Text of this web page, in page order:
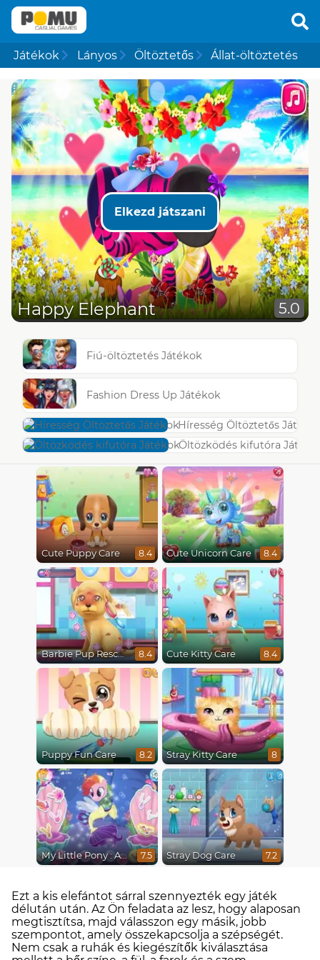
Játékok Lányos Öltöztetős Állat-öltöztetés
Elkezd játszani
Happy Elephant 5.0
Fiú-öltöztetés Játékok
Fashion Dress Up Játékok
Híresség Öltöztetős
Öltözködés kifutóra
Cute Puppy Care 8.4 Cute Unicorn Care 8.4
Barbie Pup Rescue 8.4 Cute Kitty Care 8.4
Puppy Fun Care 8.2 Stray Kitty Care 8
My Little Pony : Adventures in Aquastria 7.5 Stray Dog Care 7.2
Ezt a kis elefántot sárral szennyezték egy játék
délután után. Az Ön feladata az lesz, hogy alaposan
megtisztítsa, majd válasszon egy másik, jobb
szempontot, amely összekapcsolja a szépségét.
Nem csak a ruhák és kiegészítők kiválasztása